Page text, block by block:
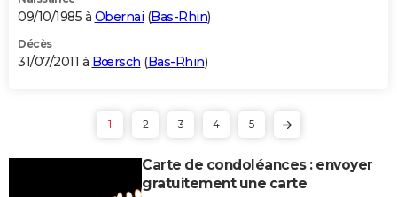
09/10/1985 à Obernai (Bas-Rhin)
Décès
31/07/2011 à Bœrsch (Bas-Rhin)
1 2 3 4 5
Carte de condoléances : envoyer
gratuitement une carte